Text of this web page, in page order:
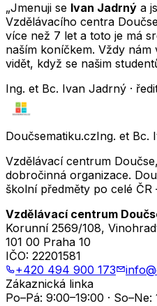
„Jmenuji se Ivan Jadrný a
Vzdělávacího centra
více než 7 let a toto je má
naším koníčkem. Vždy
vidět, když se našim
Ing. et Bc. Ivan Jadrný ·
Doučsematiku.czIng. et Bc.
Vzdělávací centrum
dobročinná organizace.
školní předměty po celé
Vzdělávací centrum
Korunní 2569/108,
101 00 Praha 10
IČO: 22201581
+420 494 900 173
Zákaznická linka
Po–Pá: 9:00–19:00 · So–Ne: